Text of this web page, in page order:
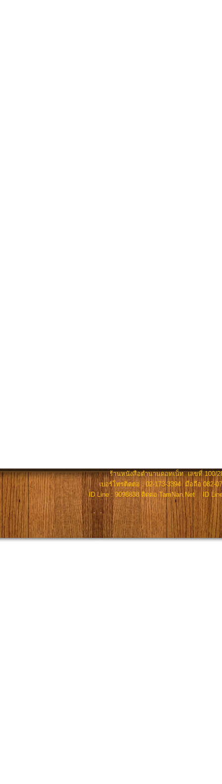
ร้านหนังสือตำนานดอทเน็ท เลขที่ 100/
เบอร์โทรติดต่อ : 02-173-3394 มือถือ 082-
ID Line : 9098838 ติดต่อ TamNan.Net ID